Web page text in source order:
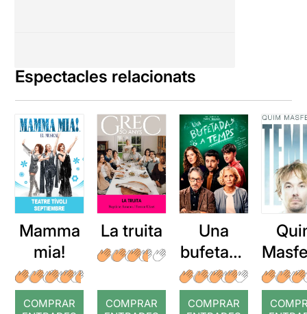
Espectacles relacionats
Mamma
mia!
COMPRAR
La truita
COMPRAR
Una
bufetada
a temps
COMPRAR
r: